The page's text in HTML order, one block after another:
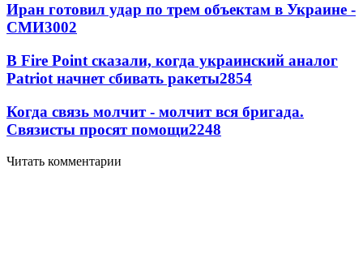
Иран готовил удар по трем объектам в Украине -
СМИ3002
В Fire Point сказали, когда украинский аналог
Patriot начнет сбивать ракеты2854
Когда связь молчит - молчит вся бригада.
Связисты просят помощи2248
Читать комментарии